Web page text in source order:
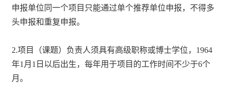
申报单位同一个项目只能通过单个推荐单位申报，不得多
头申报和重复申报。
2.项目（课题）负责人须具有高级职称或博士学位，1964
年1月1日以后出生，每年用于项目的工作时间不少于6个
月。